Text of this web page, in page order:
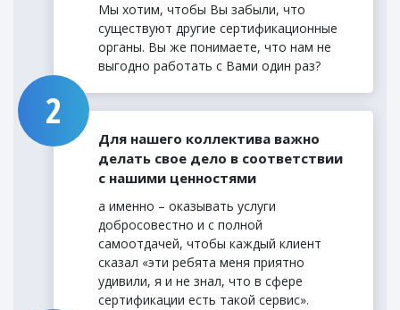
Мы хотим, чтобы Вы забыли, что
существуют другие сертификационные
органы. Вы же понимаете, что нам не
выгодно работать с Вами один раз?
Для нашего коллектива важно
делать свое дело в соответствии
с нашими ценностями
а именно – оказывать услуги
добросовестно и с полной
самоотдачей, чтобы каждый клиент
сказал «эти ребята меня приятно
удивили, я и не знал, что в сфере
сертификации есть такой сервис».